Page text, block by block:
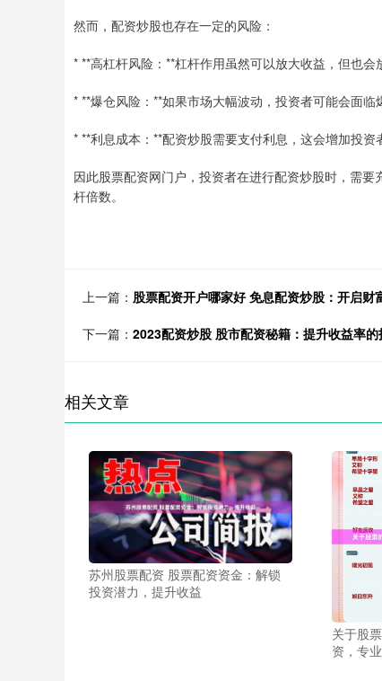
然而，配资炒股也存在一定的风险：
* **高杠杆风险：**杠杆作用虽然可以放大收益，但也会
* **爆仓风险：**如果市场大幅波动，投资者可能会面临
* **利息成本：**配资炒股需要支付利息，这会增加投资
因此股票配资网门户，投资者在进行配资炒股时，需
杆倍数。
上一篇： 股票配资开户哪家好 免息配资炒股：开启财
下一篇： 2023配资炒股 股市配资秘籍：提升收益率
相关文章
苏州股票配资 股票配资资金：解锁
投资潜力，提升收益
关于股
资，专